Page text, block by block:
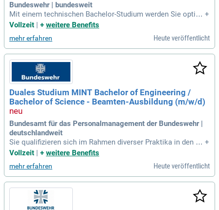
Bundeswehr | bundesweit
Mit einem technischen Bachelor-Studium werden Sie optim
al auf Ihre verantwortungsvolle Arbeit im Bereich Wehrtechn
s zu Beginn Ihres Studiums ein Gehalt von monatlich minde
stens 2.700 € brutto.
+
Vollzeit | + weitere Benefits
mehr erfahren Heute veröffentlicht
Duales Studium MINT Bachelor of Engineering /
Bachelor of Science - Beamten-Ausbildung (m/w/d)
Bundesamt für das Personalmanagement der Bundeswehr |
deutschlandweit
Sie qualifizieren sich im Rahmen diverser Praktika in den ve
rschiedenen Bereichen der Bundeswehrverwaltung, wie zum
rischer Ausrüstung sowie in Forschung und Technologie.
+
Vollzeit
+ weitere Benefits
mehr erfahren Heute veröffentlicht